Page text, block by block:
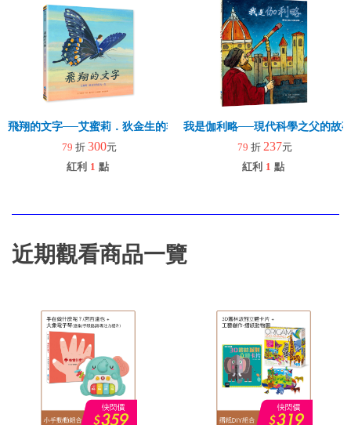
飛翔的文字──艾蜜莉．狄金生的非凡一生
79 折 300元
紅利 1 點
我是伽利略──現代科學之父的故
79 折 237元
紅利 1 點
近期觀看商品一覽